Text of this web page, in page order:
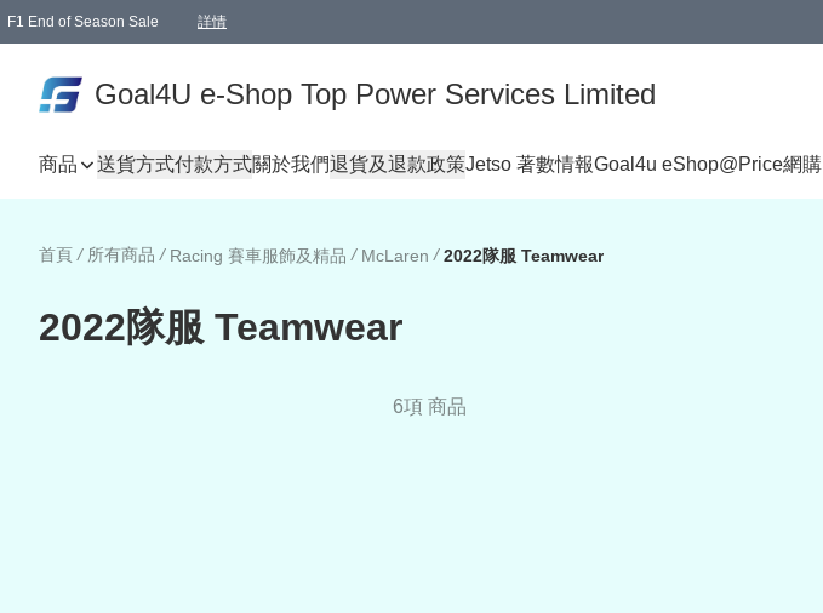
F1 End of Season Sale 詳情
Goal4U e-Shop Top Power Services Limited
商品 送貨方式付款方式關於我們退貨及退款政策Jetso 著數情報Goal4u eShop@Price網購
首頁 / 所有商品 / Racing 賽車服飾及精品 / McLaren / 2022隊服 Teamwear
2022隊服 Teamwear
6項 商品